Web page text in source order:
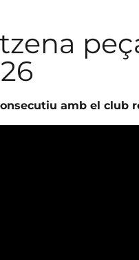
amb el club